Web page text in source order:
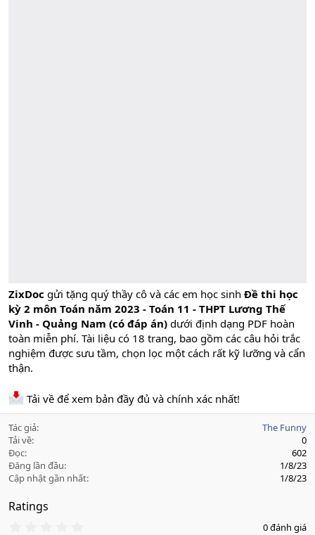
ZixDoc gửi tặng quý thầy cô và các em học sinh Đề thi học
kỳ 2 môn Toán năm 2023 - Toán 11 - THPT Lương Thế
Vinh - Quảng Nam (có đáp án) dưới định dạng PDF hoàn
toàn miễn phí. Tài liệu có 18 trang, bao gồm các câu hỏi trắc
nghiệm được sưu tầm, chọn lọc một cách rất kỹ lưỡng và cẩn
thận.
Tải về để xem bản đầy đủ và chính xác nhất!
Tác giả
The Funny
Tải về
0
Đọc
602
Đăng lần đầu
1/8/23
Cập nhật gần nhất
1/8/23
Ratings
0 đánh giá